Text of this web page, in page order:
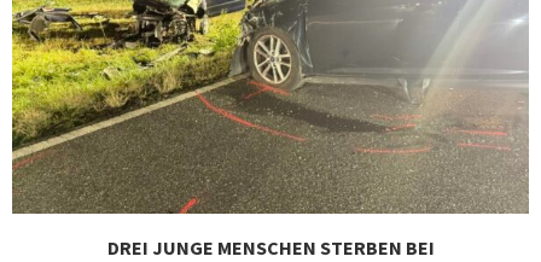
DREI JUNGE MENSCHEN STERBEN BEI